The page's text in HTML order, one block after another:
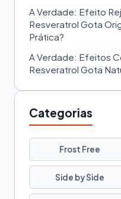
A Verdade: Efeito
Resveratrol Gota
Prática?
A Verdade: Efeitos
Resveratrol Gota
Categorias
Frost Free
Side by Side